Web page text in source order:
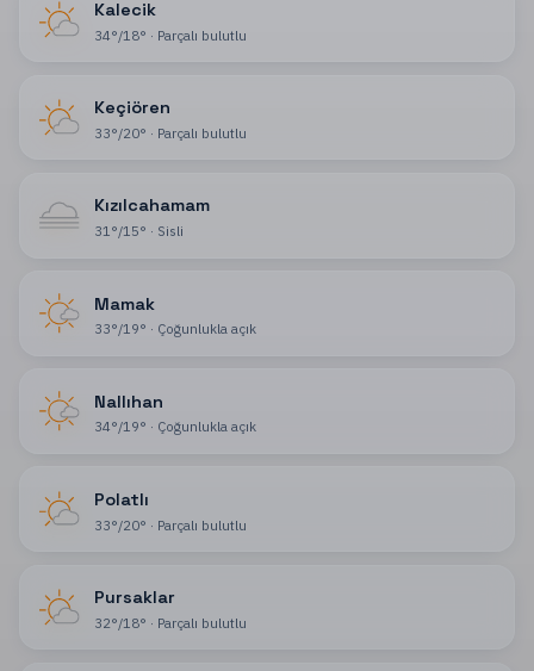
Kalecik
34°/18° · Parçalı bulutlu
Keçiören
33°/20° · Parçalı bulutlu
Kızılcahamam
31°/15° · Sisli
Mamak
33°/19° · Çoğunlukla açık
Nallıhan
34°/19° · Çoğunlukla açık
Polatlı
33°/20° · Parçalı bulutlu
Pursaklar
32°/18° · Parçalı bulutlu